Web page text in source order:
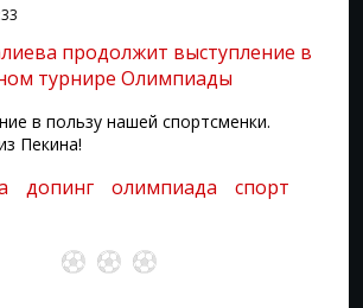
в пользу нашей спортсменки.
Пекина!
допинг олимпиада
спорт